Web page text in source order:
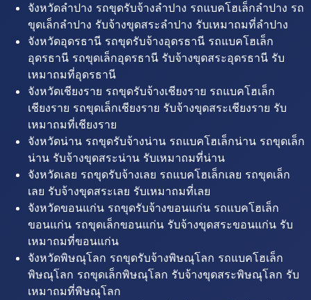
จังหวัดลำปาง รถขุดรับจ้างลำปาง รถแบคโฮเล็กลำปาง รถ
ขุดเล็กลำปาง รับจ้างขุดสระลำปาง รับเหมาถมที่ลำปาง
จังหวัดอุดรธานี รถขุดรับจ้างอุดรธานี รถแบคโฮเล็ก
อุดรธานี รถขุดเล็กอุดรธานี รับจ้างขุดสระอุดรธานี รับ
เหมาถมที่อุดรธานี
จังหวัดเชียงราย รถขุดรับจ้างเชียงราย รถแบคโฮเล็ก
เชียงราย รถขุดเล็กเชียงราย รับจ้างขุดสระเชียงราย รับ
เหมาถมที่เชียงราย
จังหวัดน่าน รถขุดรับจ้างน่าน รถแบคโฮเล็กน่าน รถขุดเล็ก
น่าน รับจ้างขุดสระน่าน รับเหมาถมที่น่าน
จังหวัดเลย รถขุดรับจ้างเลย รถแบคโฮเล็กเลย รถขุดเล็ก
เลย รับจ้างขุดสระเลย รับเหมาถมที่เลย
จังหวัดขอนแก่น รถขุดรับจ้างขอนแก่น รถแบคโฮเล็ก
ขอนแก่น รถขุดเล็กขอนแก่น รับจ้างขุดสระขอนแก่น รับ
เหมาถมที่ขอนแก่น
จังหวัดพิษณุโลก รถขุดรับจ้างพิษณุโลก รถแบคโฮเล็ก
พิษณุโลก รถขุดเล็กพิษณุโลก รับจ้างขุดสระพิษณุโลก รับ
เหมาถมที่พิษณุโลก